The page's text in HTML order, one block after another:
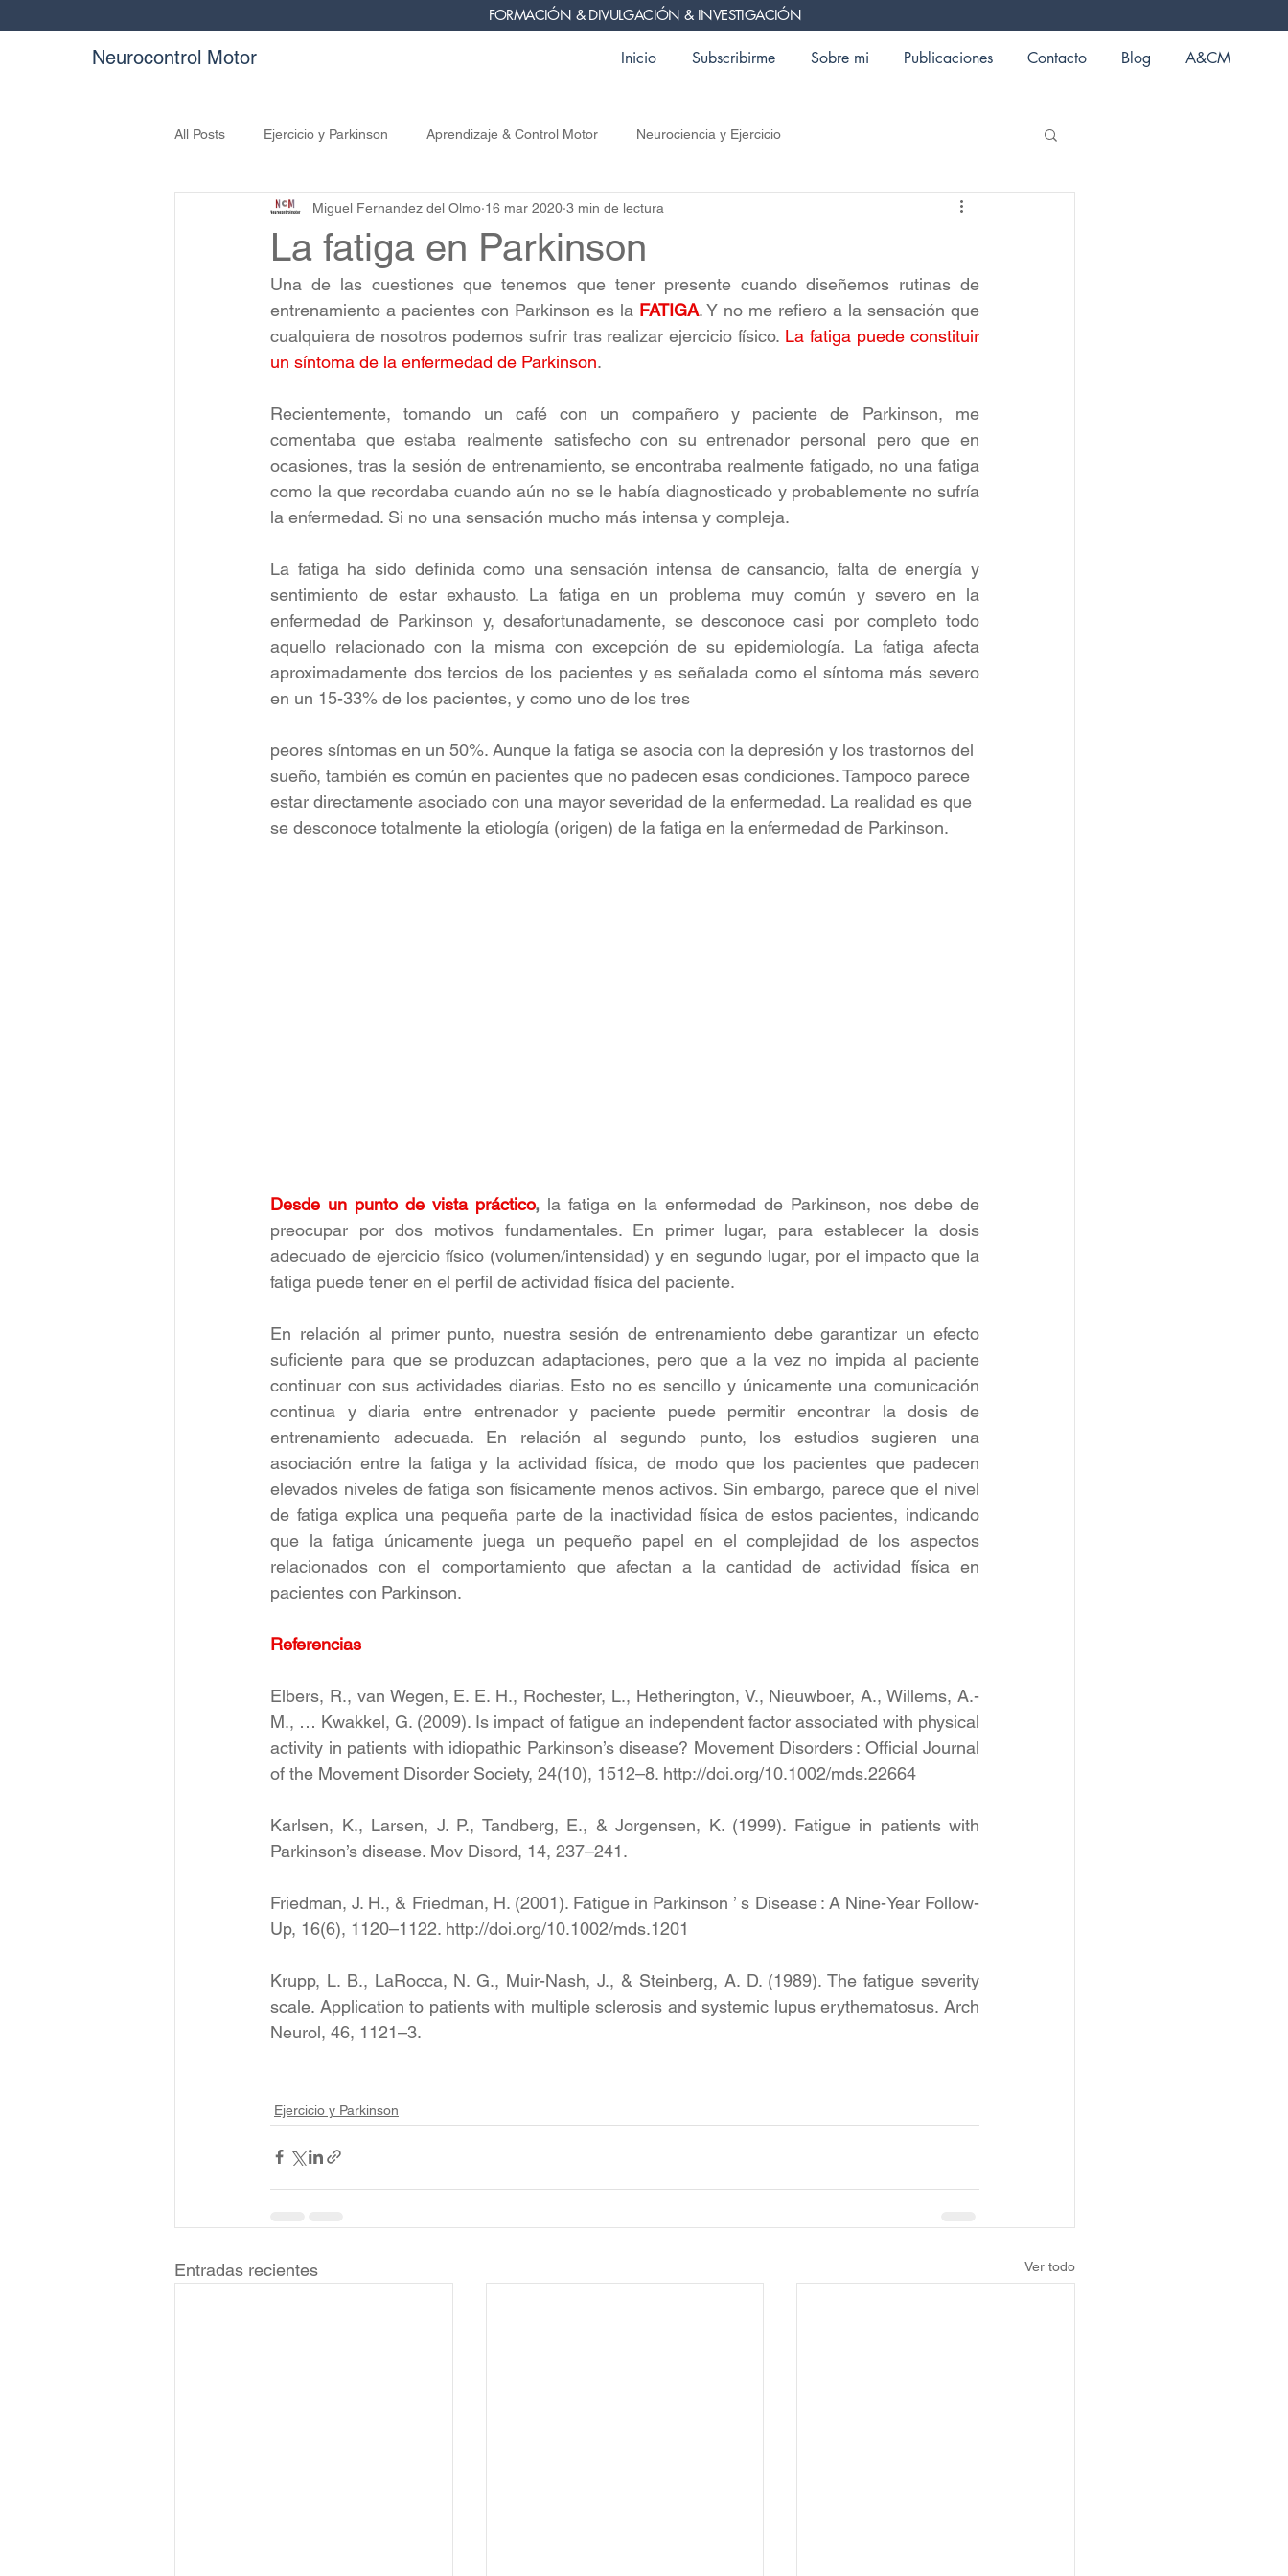
FORMACIÓN & DIVULGACIÓN & INVESTIGACIÓN
Neurocontrol Motor Inicio Subscribirme Sobre mi Publicaciones Contacto Blog A&CM
All Posts Ejercicio y Parkinson Aprendizaje & Control Motor Neurociencia y Ejercicio
La fatiga en Parkinson
Miguel Fernandez del Olmo 16 mar 2020 3 min de lectura
Una de las cuestiones que tenemos que tener presente cuando diseñemos rutinas de
entrenamiento a pacientes con Parkinson es la FATIGA. Y no me refiero a la sensación que
cualquiera de nosotros podemos sufrir tras realizar ejercicio físico. La fatiga puede constituir
un síntoma de la enfermedad de Parkinson.
Recientemente, tomando un café con un compañero y paciente de Parkinson, me
comentaba que estaba realmente satisfecho con su entrenador personal pero que en
ocasiones, tras la sesión de entrenamiento, se encontraba realmente fatigado, no una fatiga
como la que recordaba cuando aún no se le había diagnosticado y probablemente no sufría
la enfermedad. Si no una sensación mucho más intensa y compleja.
La fatiga ha sido definida como una sensación intensa de cansancio, falta de energía y
sentimiento de estar exhausto. La fatiga en un problema muy común y severo en la
enfermedad de Parkinson y, desafortunadamente, se desconoce casi por completo todo
aquello relacionado con la misma con excepción de su epidemiología. La fatiga afecta
aproximadamente dos tercios de los pacientes y es señalada como el síntoma más severo
en un 15-33% de los pacientes, y como uno de los tres
peores síntomas en un 50%. Aunque la fatiga se asocia con la depresión y los trastornos del
sueño, también es común en pacientes que no padecen esas condiciones. Tampoco parece
estar directamente asociado con una mayor severidad de la enfermedad. La realidad es que
se desconoce totalmente la etiología (origen) de la fatiga en la enfermedad de Parkinson.
Desde un punto de vista práctico, la fatiga en la enfermedad de Parkinson, nos debe de
preocupar por dos motivos fundamentales. En primer lugar, para establecer la dosis
adecuado de ejercicio físico (volumen/intensidad) y en segundo lugar, por el impacto que la
fatiga puede tener en el perfil de actividad física del paciente.
En relación al primer punto, nuestra sesión de entrenamiento debe garantizar un efecto
suficiente para que se produzcan adaptaciones, pero que a la vez no impida al paciente
continuar con sus actividades diarias. Esto no es sencillo y únicamente una comunicación
continua y diaria entre entrenador y paciente puede permitir encontrar la dosis de
entrenamiento adecuada. En relación al segundo punto, los estudios sugieren una
asociación entre la fatiga y la actividad física, de modo que los pacientes que padecen
elevados niveles de fatiga son físicamente menos activos. Sin embargo, parece que el nivel
de fatiga explica una pequeña parte de la inactividad física de estos pacientes, indicando
que la fatiga únicamente juega un pequeño papel en el complejidad de los aspectos
relacionados con el comportamiento que afectan a la cantidad de actividad física en
pacientes con Parkinson.
Referencias
Elbers, R., van Wegen, E. E. H., Rochester, L., Hetherington, V., Nieuwboer, A., Willems, A.-
M., … Kwakkel, G. (2009). Is impact of fatigue an independent factor associated with physical
activity in patients with idiopathic Parkinson’s disease? Movement Disorders : Official Journal
of the Movement Disorder Society, 24(10), 1512–8. http://doi.org/10.1002/mds.22664
Karlsen, K., Larsen, J. P., Tandberg, E., & Jorgensen, K. (1999). Fatigue in patients with
Parkinson’s disease. Mov Disord, 14, 237–241.
Friedman, J. H., & Friedman, H. (2001). Fatigue in Parkinson ’ s Disease : A Nine-Year Follow-
Up, 16(6), 1120–1122. http://doi.org/10.1002/mds.1201
Krupp, L. B., LaRocca, N. G., Muir-Nash, J., & Steinberg, A. D. (1989). The fatigue severity
scale. Application to patients with multiple sclerosis and systemic lupus erythematosus. Arch
Neurol, 46, 1121–3.
Ejercicio y Parkinson
Entradas recientes Ver todo